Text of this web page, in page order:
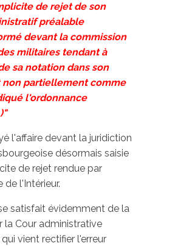
de rejet de son
préalable
devant la commission
militaires tendant à
sa notation dans son
partiellement comme
l'ordonnance
l'affaire devant la juridiction
désormais saisie
de rejet rendue par
de l'Intérieur.
satisfait évidemment de la
la Cour administrative
vient rectifier l'erreur